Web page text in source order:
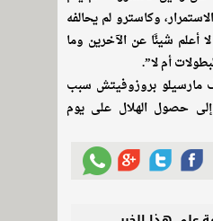
وكاسترو لم يحالفه
أعلم شيئًا عن الآخرين وما
أم لا”.
مارسيلو بروزوفيتش سبب
حصول الهلال على يوم